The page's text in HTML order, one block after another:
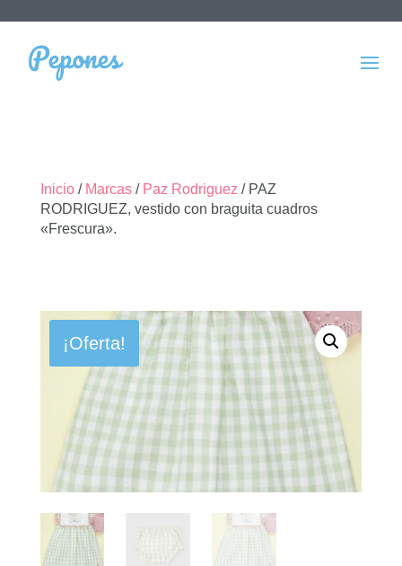
Inicio/ Marcas/ Paz Rodriguez / PAZ
RODRIGUEZ, vestido con braguita cuadros
«Frescura».
¡Oferta!